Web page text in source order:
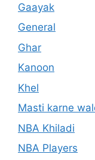
Gaayak
General
Ghar
Kanoon
Khel
Masti karne
NBA Khiladi
NBA Players